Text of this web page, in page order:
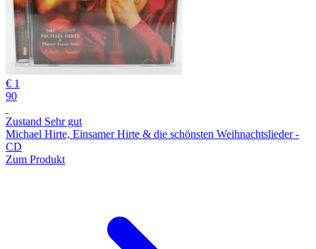
€ 1
90
Zustand Sehr gut
Michael Hirte, Einsamer Hirte & die schönsten Weihnachtslieder -
CD
Zum Produkt